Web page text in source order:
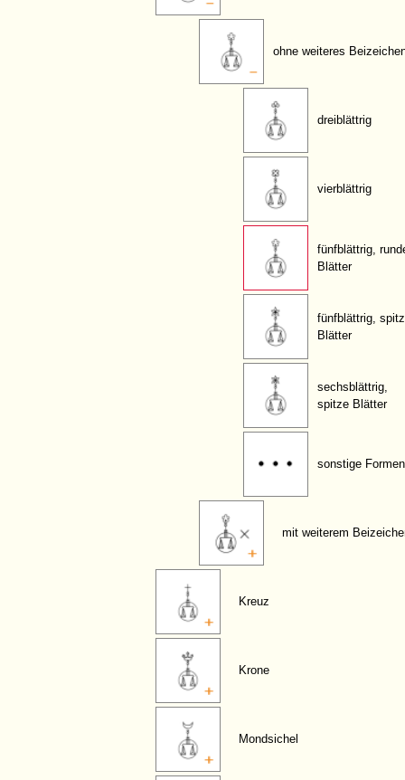
ohne weiteres
dreiblättrig
vierblättrig
fünfblättrig,
Blätter
fünfblättrig,
Blätter
sechsblättrig,
spitze Blätter
sonstige Formen
mit weiterem
Kreuz
Krone
Mondsichel